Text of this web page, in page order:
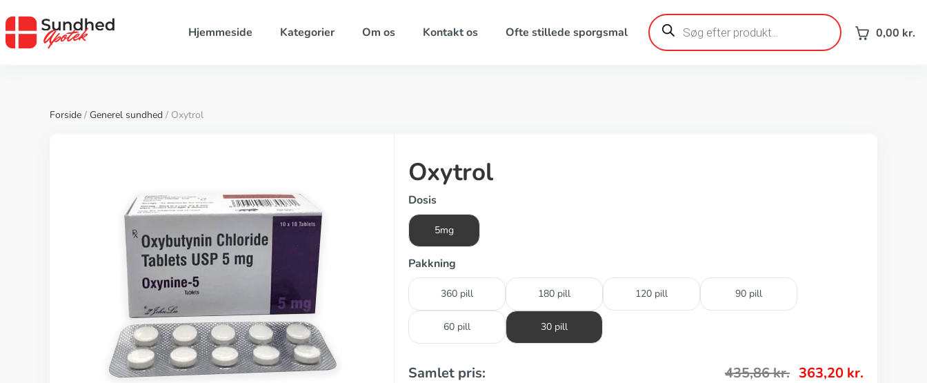
Hjemmeside Kategorier Om os Kontakt os Ofte stillede sporgsmal
Products
search 0,00 kr.
Forside / Generel sundhed / Oxytrol
Oxytrol
Dosis
5mg
Pakkning
360 pill 180 pill 120 pill 90 pill
60 pill 30 pill
Samlet pris: 435,86kr. 363,20 kr.